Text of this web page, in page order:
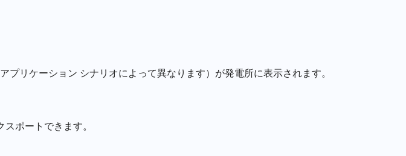
リケーション シナリオによって異なります）が発電所に表示されます。
ポートできます。